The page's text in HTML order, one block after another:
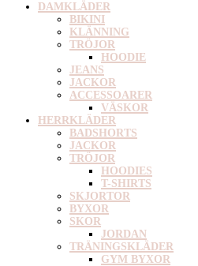
DAMKLÄDER
BIKINI
KLÄNNING
TRÖJOR
HOODIE
JEANS
JACKOR
ACCESSOARER
VÄSKOR
HERRKLÄDER
BADSHORTS
JACKOR
TRÖJOR
HOODIES
T-SHIRTS
SKJORTOR
BYXOR
SKOR
JORDAN
TRÄNINGSKLÄDER
GYM BYXOR